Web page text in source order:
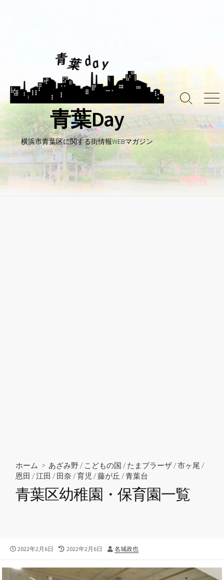
ッ
プ
青葉Day
横浜市青葉区に関する街情報WEBマガジン
検
グ
メ
ー
ホーム > あざみ野 / こどもの国 /たまプラーザ /市ヶ尾 /
恩田 /江田 /田奈 /育児 /藤が丘 /青葉台
青葉区幼稚園・保育園一覧
公
日
2022年2月6日
最
更
2022年2月6日
投
者
名城政也